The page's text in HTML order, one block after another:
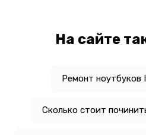
На сайте
Ремонт ноутбуков
Сколько стоит